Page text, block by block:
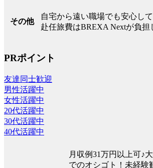
その他
自宅から遠い職場でも安心して
赴任旅費はBREXA Nextが負担
PRポイント
友達同士歓迎
男性活躍中
女性活躍中
20代活躍中
30代活躍中
40代活躍中
月収例31万円以上可♪
でのオシゴト！未経験